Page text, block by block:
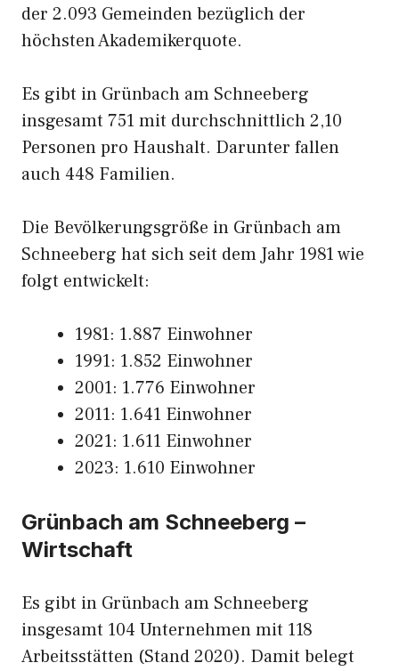
der 2.093 Gemeinden bezüglich der
höchsten Akademikerquote.
Es gibt in Grünbach am Schneeberg
insgesamt 751 mit durchschnittlich 2,10
Personen pro Haushalt. Darunter fallen
auch 448 Familien.
Die Bevölkerungsgröße in Grünbach am
Schneeberg hat sich seit dem Jahr 1981 wie
folgt entwickelt:
1981: 1.887 Einwohner
1991: 1.852 Einwohner
2001: 1.776 Einwohner
2011: 1.641 Einwohner
2021: 1.611 Einwohner
2023: 1.610 Einwohner
Grünbach am Schneeberg –
Wirtschaft
Es gibt in Grünbach am Schneeberg
insgesamt 104 Unternehmen mit 118
Arbeitsstätten (Stand 2020). Damit belegt